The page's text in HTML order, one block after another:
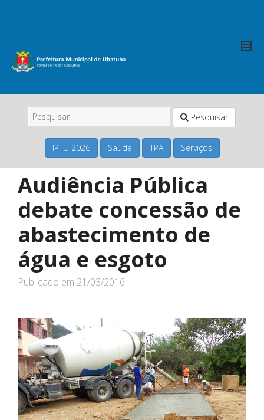
Pesquisar
IPTU 2026 Saúde TPA Serviços
Audiência Pública
debate concessão de
abastecimento de
água e esgoto
Publicado em 21/03/2016